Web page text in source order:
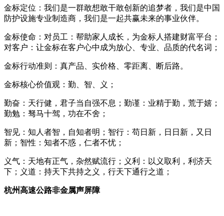
金标定位：我们是一群敢想敢干敢创新的追梦者，我们是中国
防护设施专业制造商，我们是一起共赢未来的事业伙伴。
金标使命：对员工：帮助家人成长，为金标人搭建财富平台；
对客户：让金标在客户心中成为放心、专业、品质的代名词；
金标行动准则：真产品、实价格、零距离、断后路。
金标核心价值观：勤、智、义；
勤奋：天行健，君子当自强不息；勤谨：业精于勤，荒于嬉；
勤勉：驽马十驾，功在不舍；
智见：知人者智，自知者明；智行：苟日新，日日新，又日
新；智性：知者不惑，仁者不忧；
义气：天地有正气，杂然赋流行；义利：以义取利，利济天
下；义道：持天下共持之义，行天下通行之道；
杭州高速公路非金属声屏障